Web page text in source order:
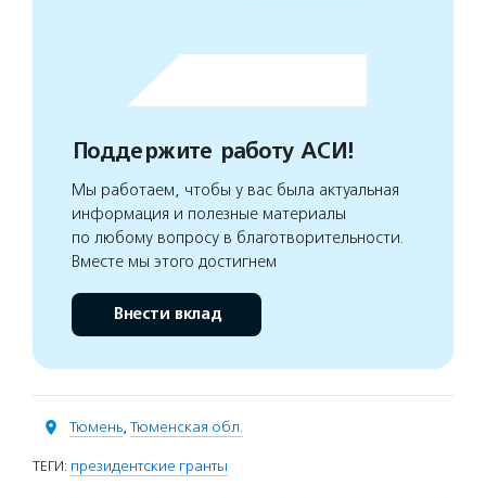
Поддержите работу АСИ!
Мы работаем, чтобы у вас была актуальная
информация и полезные материалы
по любому вопросу в благотворительности.
Вместе мы этого достигнем
Внести вклад
Тюмень, Тюменская обл.
ТЕГИ: президентские гранты